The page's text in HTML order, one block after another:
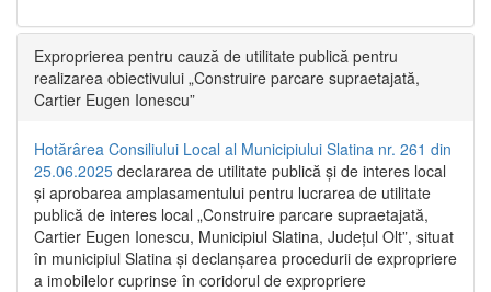
Exproprierea pentru cauză de utilitate publică pentru
realizarea obiectivului „Construire parcare supraetajată,
Cartier Eugen Ionescu”
Hotărârea Consiliului Local al Municipiului Slatina nr. 261 din
25.06.2025 declararea de utilitate publică și de interes local
și aprobarea amplasamentului pentru lucrarea de utilitate
publică de interes local „Construire parcare supraetajată,
Cartier Eugen Ionescu, Municipiul Slatina, Județul Olt”, situat
în municipiul Slatina și declanșarea procedurii de expropriere
a imobilelor cuprinse în coridorul de expropriere